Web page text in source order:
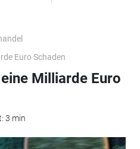
Euro Schaden
Milliarde Euro
3 min